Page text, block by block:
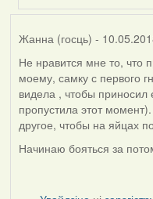
Жанна (госць) -
Не нравится мне то, что
моему, самку с первого
видела , чтобы приносил
пропустила этот
другое, чтобы на яйцах
Начинаю бояться за